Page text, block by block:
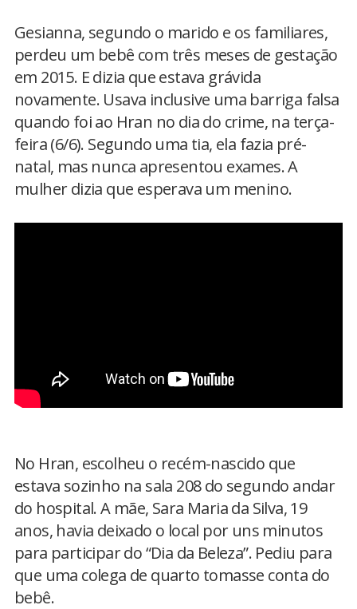
Gesianna, segundo o marido e os familiares,
perdeu um bebê com três meses de gestação
em 2015. E dizia que estava grávida
novamente. Usava inclusive uma barriga falsa
quando foi ao Hran no dia do crime, na terça-
feira (6/6). Segundo uma tia, ela fazia pré-
natal, mas nunca apresentou exames. A
mulher dizia que esperava um menino.
No Hran, escolheu o recém-nascido que
estava sozinho na sala 208 do segundo andar
do hospital. A mãe, Sara Maria da Silva, 19
anos, havia deixado o local por uns minutos
para participar do “Dia da Beleza”. Pediu para
que uma colega de quarto tomasse conta do
bebê.